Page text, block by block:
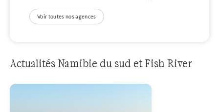
Voir toutes nos agences
Actualités Namibie du sud et Fish River